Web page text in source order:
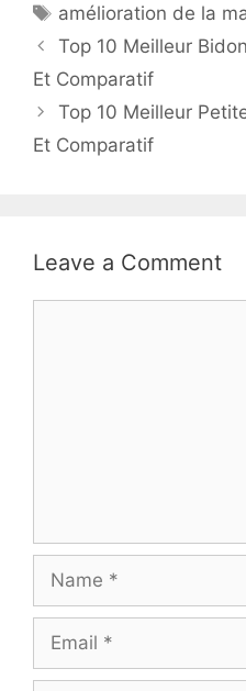
amélioration de la
Top 10 Meilleur
Et Comparatif
Top 10 Meilleur
Et Comparatif
Leave a Comment